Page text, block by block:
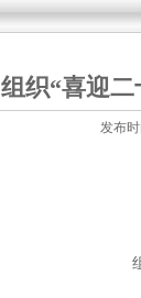
组织“喜迎
发布